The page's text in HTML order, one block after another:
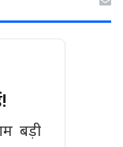
बड़ी